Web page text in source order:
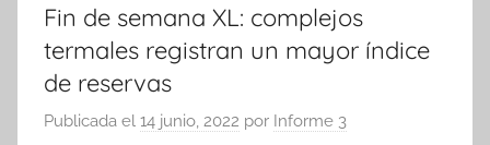
Fin de semana XL: complejos
termales registran un mayor índice
de reservas
Publicada el 14 junio, 2022 por Informe 3